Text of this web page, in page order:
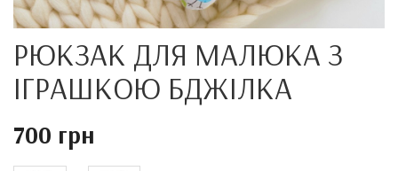
РЮКЗАК ДЛЯ МАЛЮКА З
ІГРАШКОЮ БДЖІЛКА
700 грн